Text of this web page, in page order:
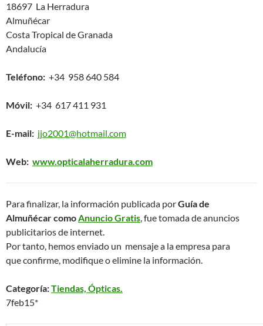
18697 La Herradura
Almuñécar
Costa Tropical de Granada
Andalucía
Teléfono: +34 958 640 584
Móvil: +34 617 411 931
E-mail: jjo2001@hotmail.com
Web: www.opticalaherradura.com
Para finalizar, la información publicada porGuía de
Almuñécar comoAnuncio Gratis, fue tomada de anuncios
publicitarios de internet.
Por tanto, hemos enviado un mensaje a la empresa para
que confirme, modifique o elimine la información.
Categoría:Tiendas, Ópticas.
7feb15*